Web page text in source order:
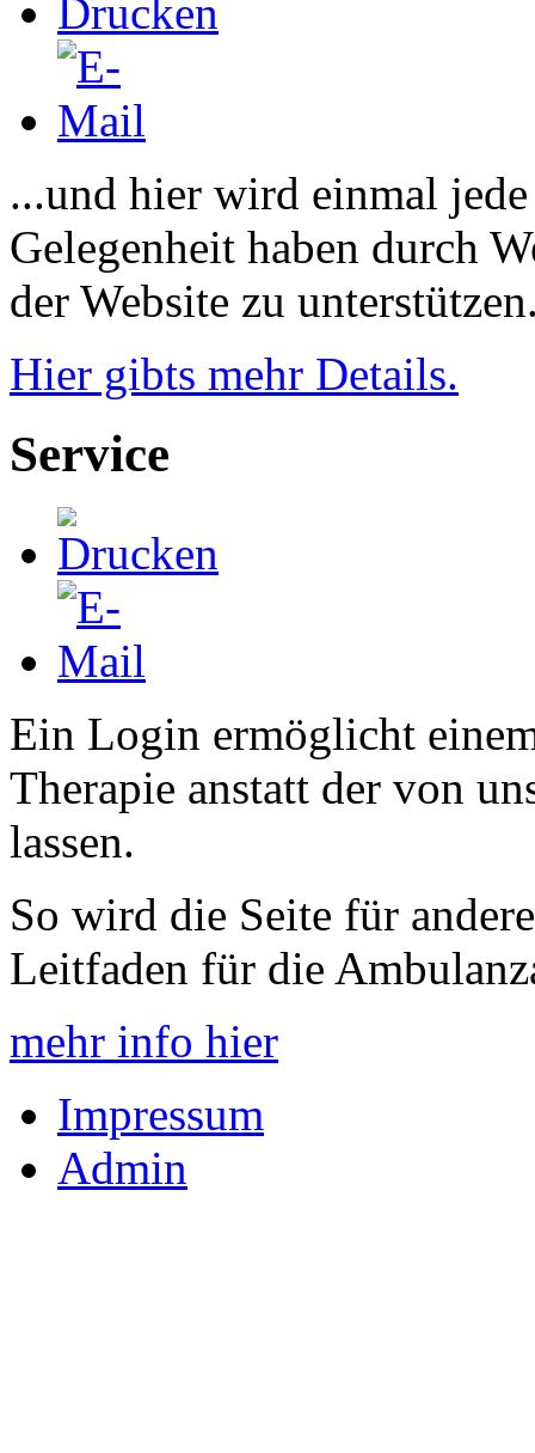
...und hier wird einmal
Gelegenheit haben durch
der Website zu
Hier gibts mehr Details.
Service
Ein Login ermöglicht
Therapie anstatt der von
lassen.
So wird die Seite für
Leitfaden für die
mehr info hier
Impressum
Admin